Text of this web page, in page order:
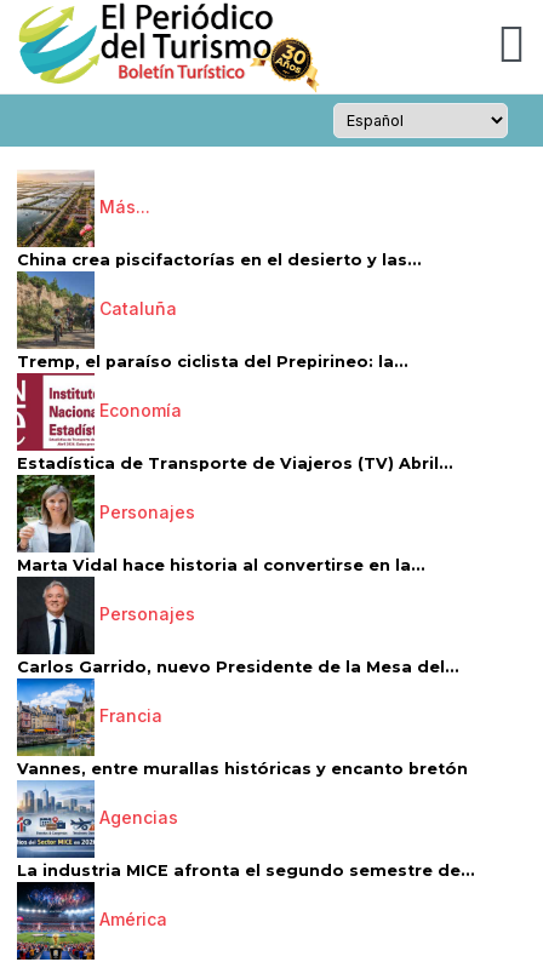
Más...
China crea piscifactorías en el desierto y las...
Cataluña
Tremp, el paraíso ciclista del Prepirineo: la...
Economía
Estadística de Transporte de Viajeros (TV) Abril...
Personajes
Marta Vidal hace historia al convertirse en la...
Personajes
Carlos Garrido, nuevo Presidente de la Mesa del...
Francia
Vannes, entre murallas históricas y encanto bretón
Agencias
La industria MICE afronta el segundo semestre de...
América